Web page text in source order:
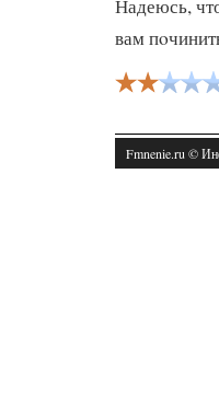
Надеюсь,
вам
Fmnenie.ru ©